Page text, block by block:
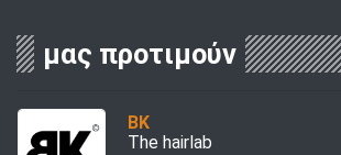
μας προτιμούν
BK
The hairlab